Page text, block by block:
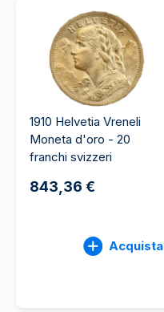
1910 Helvetia Vreneli
Moneta d'oro - 20
franchi svizzeri
843,36 €
Acquista